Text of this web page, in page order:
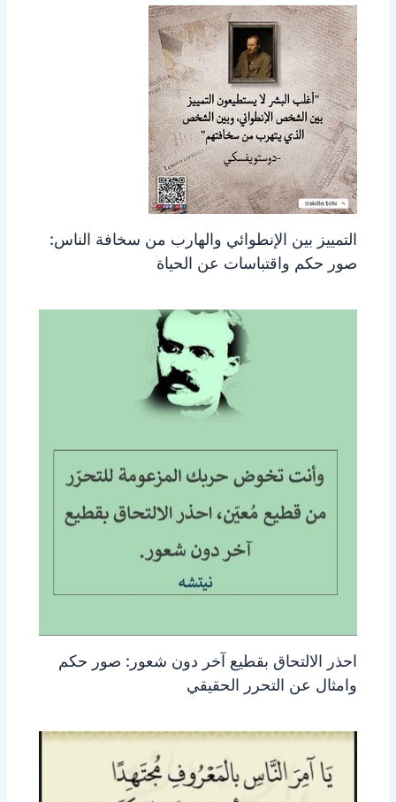
التمييز بين الإنطوائي والهارب من سخافة الناس:
صور حكم واقتباسات عن الحياة
احذر الالتحاق بقطيع آخر دون شعور: صور حكم
وامثال عن التحرر الحقيقي